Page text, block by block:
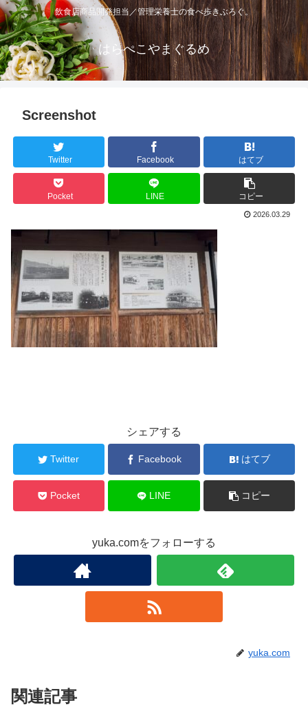
飲食店商品開発担当／管理栄養士の食べ歩きぶろぐ。
はらぺこやまぐるめ
Screenshot
Twitter Facebook はてブ
Pocket LINE コピー
2026.03.29
シェアする
Twitter Facebook はてブ
Pocket LINE コピー
yuka.comをフォローする
yuka.com
関連記事